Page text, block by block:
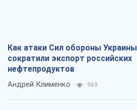
Как атаки Сил обороны Украины
сократили экспорт российских
нефтепродуктов
Андрей Клименко 969